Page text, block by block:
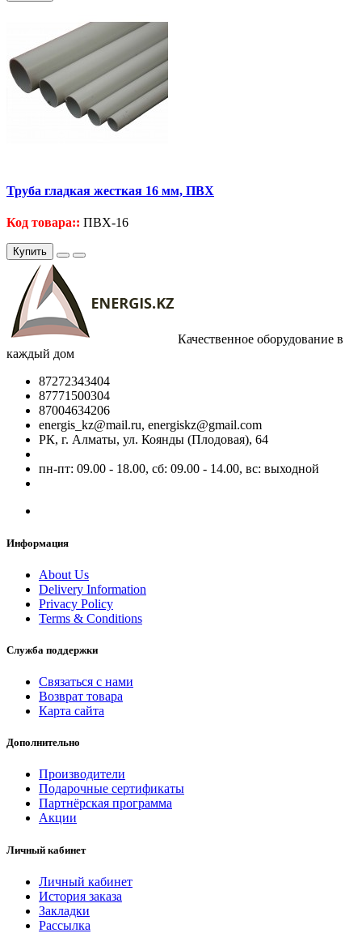
Труба гладкая жесткая 16 мм, ПВХ
Код товара:: ПВХ-16
Купить
Качественное оборудование в
каждый дом
87272343404
87771500304
87004634206
energis_kz@mail.ru, energiskz@gmail.com
РК, г. Алматы, ул. Коянды (Плодовая), 64
пн-пт: 09.00 - 18.00, сб: 09.00 - 14.00, вс: выходной
Информация
About Us
Delivery Information
Privacy Policy
Terms & Conditions
Служба поддержки
Связаться с нами
Возврат товара
Карта сайта
Дополнительно
Производители
Подарочные сертификаты
Партнёрская программа
Акции
Личный кабинет
Личный кабинет
История заказа
Закладки
Рассылка